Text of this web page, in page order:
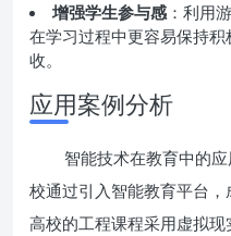
增强学生参与感 ：利用
在学习过程中更容易保持
收。
应用案例分析
智能技术在教育中的
校通过引入智能教育平台
高校的工程课程采用虚拟